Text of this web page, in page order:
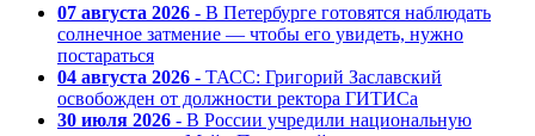
07 августа 2026 - В Петербурге готовятся наблюдать
солнечное затмение — чтобы его увидеть, нужно
постараться
04 августа 2026 - ТАСС: Григорий Заславский
освобожден от должности ректора ГИТИСа
30 июля 2026 - В России учредили национальную